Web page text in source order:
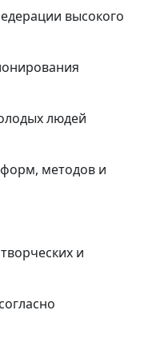
высокого
людей
форм, методов и
и